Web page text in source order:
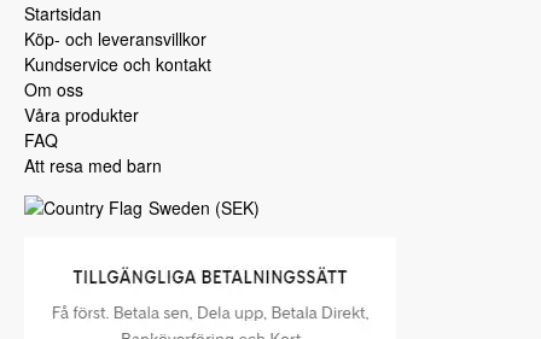
Startsidan
Köp- och leveransvillkor
Kundservice och kontakt
Om oss
Våra produkter
FAQ
Att resa med barn
Sweden (SEK)